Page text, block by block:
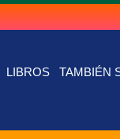
LIBROS TAMBIÉN